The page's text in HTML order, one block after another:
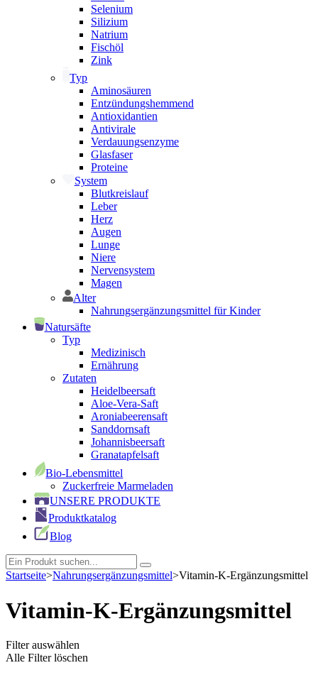
Selenium
Silizium
Natrium
Fischöl
Zink
Typ
Aminosäuren
Entzündungshemmend
Antioxidantien
Antivirale
Verdauungsenzyme
Glasfaser
Proteine
System
Blutkreislauf
Leber
Herz
Augen
Lunge
Niere
Nervensystem
Magen
Alter
Nahrungsergänzungsmittel für Kinder
Natursäfte
Typ
Medizinisch
Ernährung
Zutaten
Heidelbeersaft
Aloe-Vera-Saft
Aroniabeerensaft
Sanddornsaft
Johannisbeersaft
Granatapfelsaft
Bio-Lebensmittel
Zuckerfreie Marmeladen
UNSERE PRODUKTE
Produktkatalog
Blog
Startseite>Nahrungsergänzungsmittel>Vitamin-K-Ergänzungsmittel
Vitamin-K-Ergänzungsmittel
Filter auswählen
Alle Filter löschen